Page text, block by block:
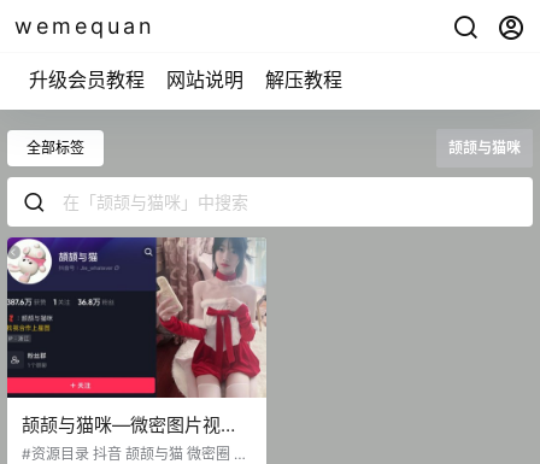
wemequan
升级会员教程 网站说明 解压教程
全部标签 颉颉与猫咪
颉颉与猫咪—微密图片视频
合集【持续更新】
#资源目录 抖音 颉颉与猫 微密圈 N